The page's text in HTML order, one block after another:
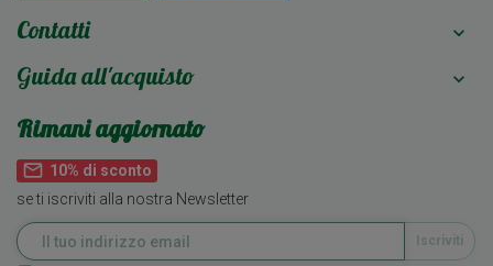
Contatti 
Guida all'acquisto 
Rimani aggiornato
mail_outline 10% di sconto
se ti iscriviti alla nostra Newsletter